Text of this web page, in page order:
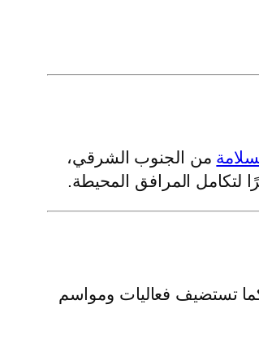
من الجنوب الشرقي،
لتكامل المرافق المحيطة.
تستضيف فعاليات ومواسم